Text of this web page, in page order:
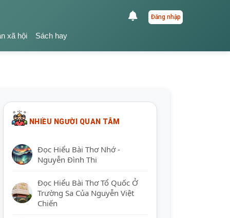
Đăng nhập
xã hội Sách hay
NHIỀU NGƯỜI QUAN TÂM
Đọc Hiểu Bài Thơ Nhớ -
Nguyễn Đình Thi
Đọc Hiểu Bài Thơ Tổ Quốc Ở
Trường Sa Của Nguyễn Việt
Chiến